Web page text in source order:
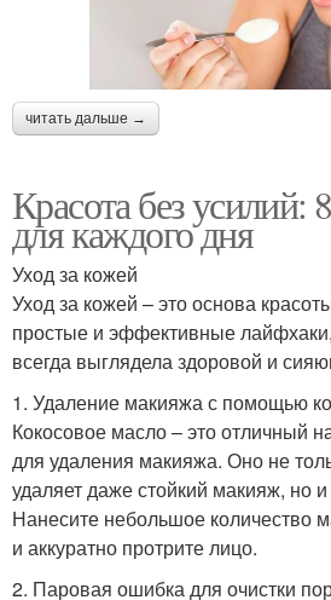
читать дальше →
Красота без усилий:
для каждого дня
Уход за кожей
Уход за кожей – это основа
простые и эффективные
всегда выглядела здоровой и
1. Удаление макияжа с помощью
Кокосовое масло – это отличный
для удаления макияжа. Оно не
удаляет даже стойкий макияж, но и
Нанесите небольшое количество
и аккуратно протрите лицо.
2. Паровая ошибка для очистки